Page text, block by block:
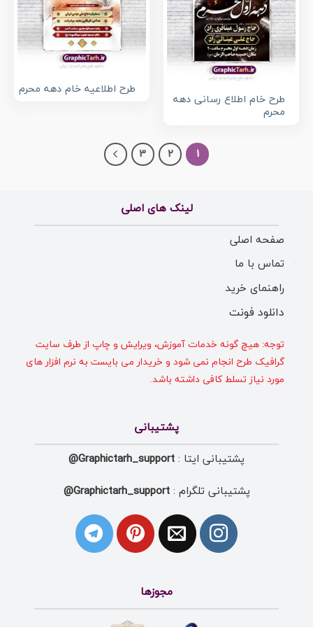
طرح اطلاعیه خام دهه محرم
طرح خام اطلاع رسانی دهه
محرم
1
2
3
لینک های اصلی
صفحه اصلی
تماس با ما
راهنمای خرید
دانلود فونت
توجه: هیچ گونه خدمات آموزش، ویرایش و چاپ از طرف سایت
گرافیک طرح انجام نمی شود و خریدار می بایست به نرم افزار های
مورد نیاز تسلط کافی داشته باشد.
پشتیبانی
پشتیبانی ایتا : Graphictarh_support@
پشتیبانی تلگرام :Graphictarh_support@
مجوزها